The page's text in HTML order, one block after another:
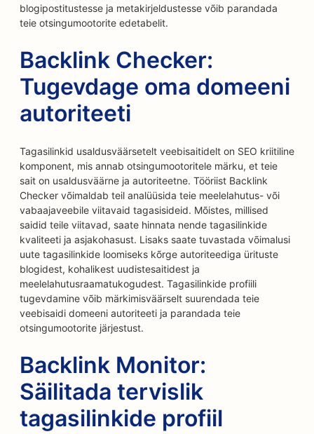
blogipostitustesse ja metakirjeldustesse võib parandada
teie otsingumootorite edetabelit.
Backlink Checker:
Tugevdage oma domeeni
autoriteeti
Tagasilinkid usaldusväärsetelt veebisaitidelt on SEO kriitiline
komponent, mis annab otsingumootoritele märku, et teie
sait on usaldusväärne ja autoriteetne. Tööriist Backlink
Checker võimaldab teil analüüsida teie meelelahutus- või
vabaajaveebile viitavaid tagasisideid. Mõistes, millised
saidid teile viitavad, saate hinnata nende tagasilinkide
kvaliteeti ja asjakohasust. Lisaks saate tuvastada võimalusi
uute tagasilinkide loomiseks kõrge autoriteediga ürituste
blogidest, kohalikest uudistesaitidest ja
meelelahutusraamatukogudest. Tagasilinkide profiili
tugevdamine võib märkimisväärselt suurendada teie
veebisaidi domeeni autoriteeti ja parandada teie
otsingumootorite järjestust.
Backlink Monitor:
Säilitada tervislik
tagasilinkide profiil